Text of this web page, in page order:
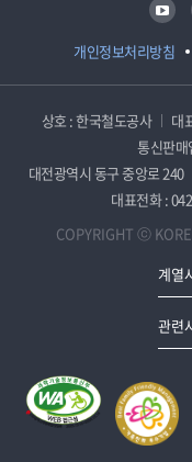
개인정보처리방침
상호 : 한국철도공사 대
통신판매
대전광역시 동구 중앙로 240
대표전화 :
COPYRIGHT ⓒ
계열
관련